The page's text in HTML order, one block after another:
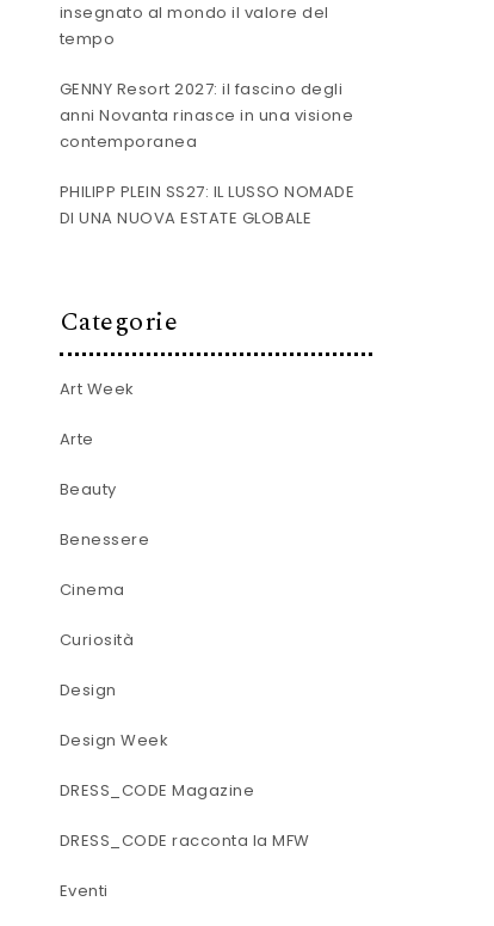
insegnato al mondo il valore del
tempo
GENNY Resort 2027: il fascino degli
anni Novanta rinasce in una visione
contemporanea
PHILIPP PLEIN SS27: IL LUSSO NOMADE
DI UNA NUOVA ESTATE GLOBALE
Categorie
Art Week
Arte
Beauty
Benessere
Cinema
Curiosità
Design
Design Week
DRESS_CODE Magazine
DRESS_CODE racconta la MFW
Eventi